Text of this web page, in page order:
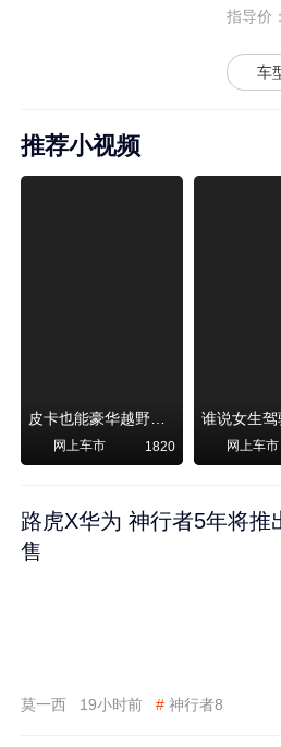
指导价：
车
推荐小视频
皮卡也能豪华越野！纵横F700上市，限时卖29.99万起
网上车市 1820 网上车市
路虎X华为 神行者5年将推
售
莫一西 19小时前 # 神行者8